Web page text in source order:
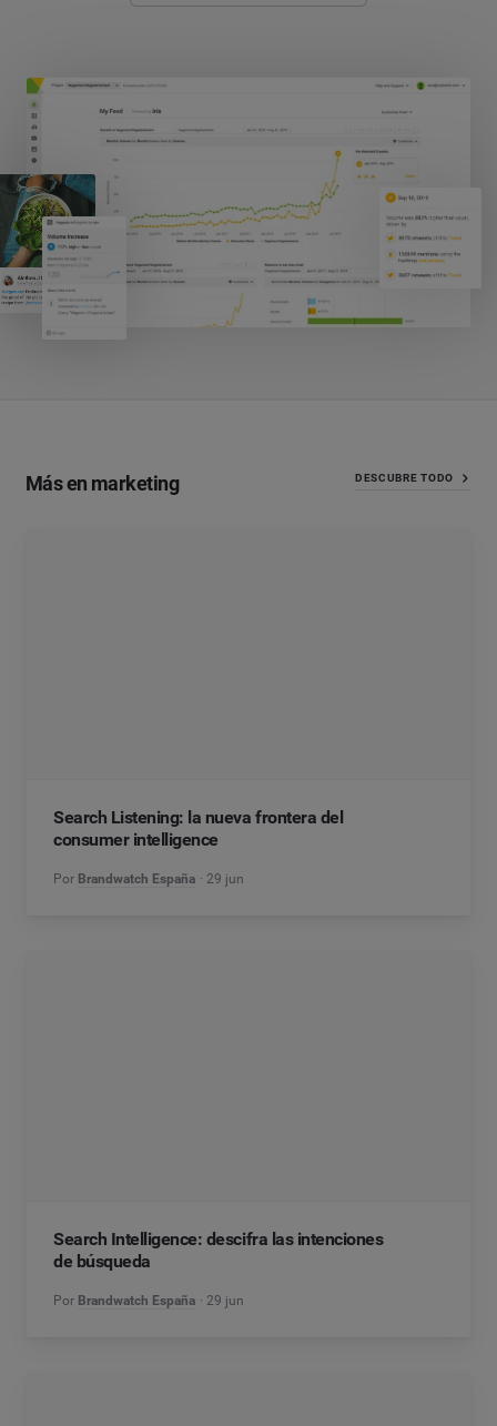
Más en marketing DESCUBRE TODO
Search Listening: la nueva frontera del
consumer intelligence
Por Brandwatch España 29 jun
Search Intelligence: descifra las intenciones
de búsqueda
Por Brandwatch España 29 jun